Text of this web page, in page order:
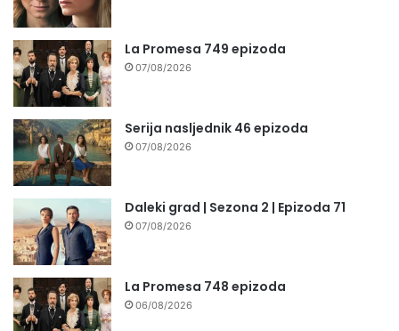
La Promesa 749 epizoda
07/08/2026
Serija nasljednik 46 epizoda
07/08/2026
Daleki grad | Sezona 2 | Epizoda 71
07/08/2026
La Promesa 748 epizoda
06/08/2026